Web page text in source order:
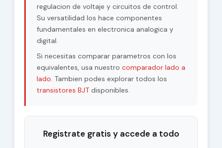
Forward Current
Transfer Ratio
(hFE), MIN
20
regulacion de voltaje y circuitos de control.
Su versatilidad los hace componentes
fundamentales en electronica analogica y
digital.
Si necesitas comparar parametros con los
equivalentes, usa nuestro comparador lado a
lado. Tambien podes explorar todos los
transistores BJTdisponibles.
Registrate gratis y accede a todo